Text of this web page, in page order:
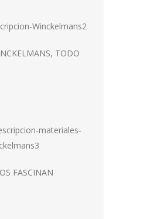
TODO
FASCINAN